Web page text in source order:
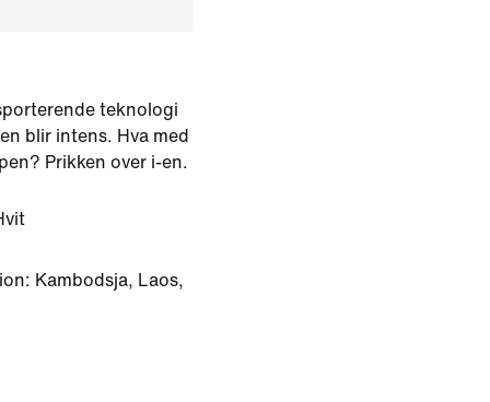
teknologi
blir intens. Hva med
Prikken over i-en.
Kambodsja, Laos,